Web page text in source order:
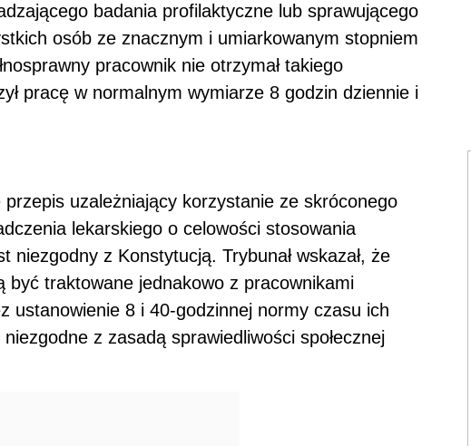
badania profilaktyczne lub sprawującego
osób ze znacznym i umiarkowanym stopniem
pracownik nie otrzymał takiego
pracę w normalnym wymiarze 8 godzin dziennie i
przepis uzależniający korzystanie ze skróconego
lekarskiego o celowości stosowania
niezgodny z Konstytucją. Trybunał wskazał, że
być traktowane jednakowo z pracownikami
ustanowienie 8 i 40-godzinnej normy czasu ich
z zasadą sprawiedliwości społecznej